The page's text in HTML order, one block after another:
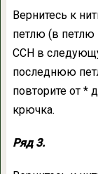
Вернитесь к
петлю (в петлю
ССН в
последнюю
повторите от *
крючка.
Ряд 3.